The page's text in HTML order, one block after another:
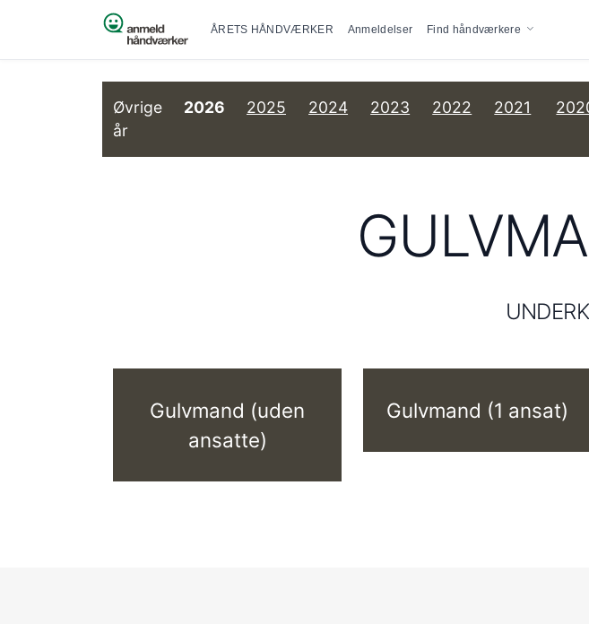
Spring til indhold Primær navigation
ÅRETS HÅNDVÆRKER Anmeldelser Find håndværkere
Øvrige
år
2026 2025 2024 2023 2022 2021
Gulvmand (uden
ansatte)
Gulvmand (1 ansat)